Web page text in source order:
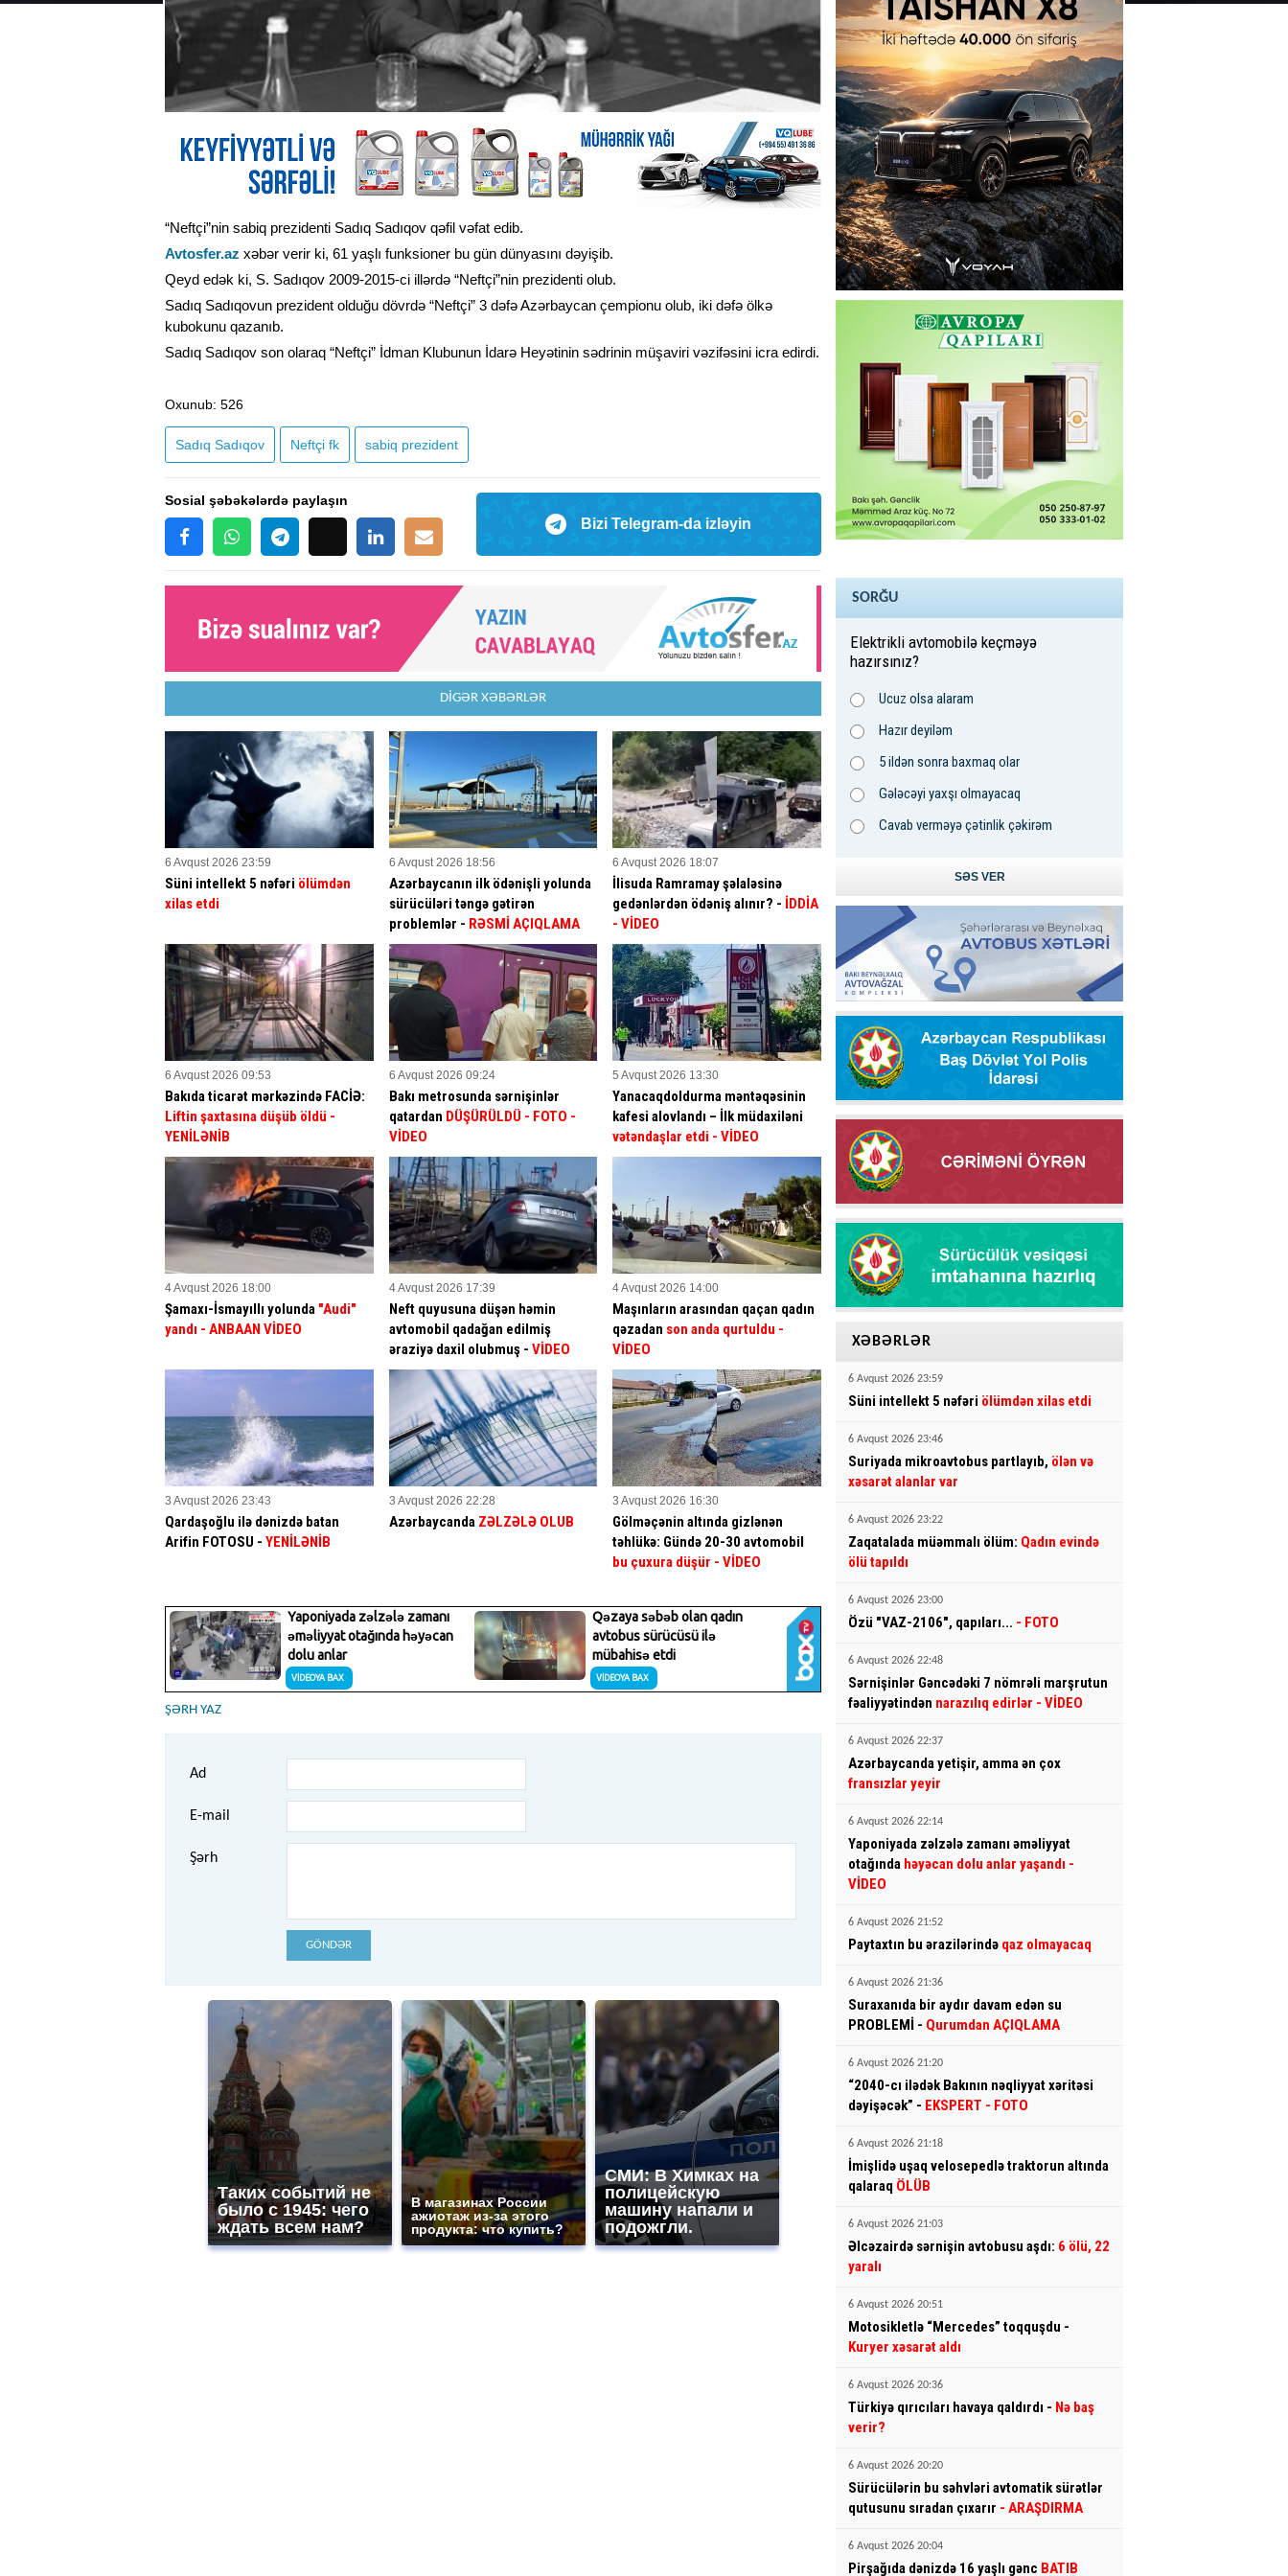
“Neftçi”nin sabiq prezidenti Sadıq Sadıqov qəfil vəfat edib.
Avtosfer.az xəbər verir ki, 61 yaşlı funksioner bu gün dünyasını dəyişib.
Qeyd edək ki, S. Sadıqov 2009-2015-ci illərdə “Neftçi”nin prezidenti olub.
Sadıq Sadıqovun prezident olduğu dövrdə “Neftçi” 3 dəfə Azərbaycan çempionu olub, iki dəfə ölkə
kubokunu qazanıb.
Sadıq Sadıqov son olaraq “Neftçi” İdman Klubunun İdarə Heyətinin sədrinin müşaviri vəzifəsini icra edirdi.
Oxunub: 526
Sadıq Sadıqov Neftçi fk sabiq prezident
Sosial şəbəkələrdə paylaşın
Bizi Telegram-da izləyin
DİGƏR XƏBƏRLƏR
6 Avqust 2026 23:59
Süni intellekt 5 nəfəri ölümdən
xilas etdi
6 Avqust 2026 18:56
Azərbaycanın ilk ödənişli yolunda
sürücüləri təngə gətirən
problemlər - RƏSMİ AÇIQLAMA
6 Avqust 2026 18:07
İlisuda Ramramay şəlaləsinə
gedənlərdən ödəniş alınır? - İDDİA
- VİDEO
6 Avqust 2026 09:53
Bakıda ticarət mərkəzində FACİƏ:
Liftin şaxtasına düşüb öldü -
YENİLƏNİB
6 Avqust 2026 09:24
Bakı metrosunda sərnişinlər
qatardan DÜŞÜRÜLDÜ - FOTO -
VİDEO
5 Avqust 2026 13:30
Yanacaqdoldurma məntəqəsinin
kafesi alovlandı – İlk müdaxiləni
vətəndaşlar etdi - VİDEO
4 Avqust 2026 18:00
Şamaxı-İsmayıllı yolunda "Audi"
yandı - ANBAAN VİDEO
4 Avqust 2026 17:39
Neft quyusuna düşən həmin
avtomobil qadağan edilmiş
əraziyə daxil olubmuş - VİDEO
4 Avqust 2026 14:00
Maşınların arasından qaçan qadın
qəzadan son anda qurtuldu -
VİDEO
3 Avqust 2026 23:43
Qardaşoğlu ilə dənizdə batan
Arifin FOTOSU - YENİLƏNİB
3 Avqust 2026 22:28
Azərbaycanda ZƏLZƏLƏ OLUB
3 Avqust 2026 16:30
Gölməçənin altında gizlənən
təhlükə: Gündə 20-30 avtomobil
bu çuxura düşür - VİDEO
ŞƏRH YAZ
Ad
E-mail
Şərh
GÖNDƏR
Таких событий не
было с 1945: чего
ждать всем нам?
В магазинах России
ажиотаж из-за этого
продукта: что купить?
СМИ: В Химках на
полицейскую
машину напали и
подожгли.
SORĞU
Elektrikli avtomobilə keçməyə
hazırsınız?
Ucuz olsa alaram
Hazır deyiləm
5 ildən sonra baxmaq olar
Gələcəyi yaxşı olmayacaq
Cavab verməyə çətinlik çəkirəm
XƏBƏRLƏR
6 Avqust 2026 23:59
Süni intellekt 5 nəfəri ölümdən xilas etdi
6 Avqust 2026 23:46
Suriyada mikroavtobus partlayıb, ölən və
xəsarət alanlar var
6 Avqust 2026 23:22
Zaqatalada müəmmalı ölüm: Qadın evində
ölü tapıldı
6 Avqust 2026 23:00
Özü "VAZ-2106", qapıları... - FOTO
6 Avqust 2026 22:48
Sərnişinlər Gəncədəki 7 nömrəli marşrutun
fəaliyyətindən narazılıq edirlər - VİDEO
6 Avqust 2026 22:37
Azərbaycanda yetişir, amma ən çox
fransızlar yeyir
6 Avqust 2026 22:14
Yaponiyada zəlzələ zamanı əməliyyat
otağında həyəcan dolu anlar yaşandı -
VİDEO
6 Avqust 2026 21:52
Paytaxtın bu ərazilərində qaz olmayacaq
6 Avqust 2026 21:36
Suraxanıda bir aydır davam edən su
PROBLEMİ - Qurumdan AÇIQLAMA
6 Avqust 2026 21:20
“2040-cı ilədək Bakının nəqliyyat xəritəsi
dəyişəcək” - EKSPERT - FOTO
6 Avqust 2026 21:18
İmişlidə uşaq velosepedlə traktorun altında
qalaraq ÖLÜB
6 Avqust 2026 21:03
Əlcəzairdə sərnişin avtobusu aşdı: 6 ölü, 22
yaralı
6 Avqust 2026 20:51
Motosikletlə “Mercedes” toqquşdu -
Kuryer xəsarət aldı
6 Avqust 2026 20:36
Türkiyə qırıcıları havaya qaldırdı - Nə baş
verir?
6 Avqust 2026 20:20
Sürücülərin bu səhvləri avtomatik sürətlər
qutusunu sıradan çıxarır - ARAŞDIRMA
6 Avqust 2026 20:04
Pirşağıda dənizdə 16 yaşlı gənc BATIB